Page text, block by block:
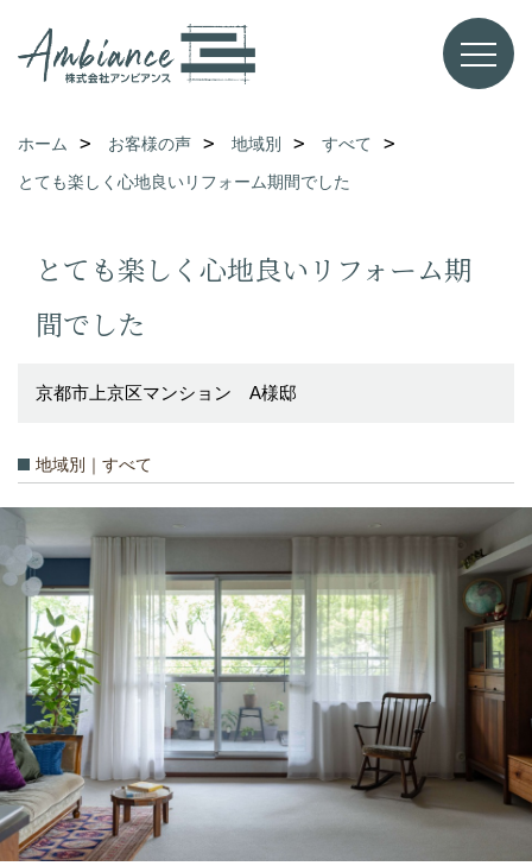
ホーム お客様の声 地域別
すべて
とても楽しく心地良いリフォーム期間でした
とても楽しく心地良いリフォーム期
間でした
京都市上京区マンション A様邸
地域別｜すべて